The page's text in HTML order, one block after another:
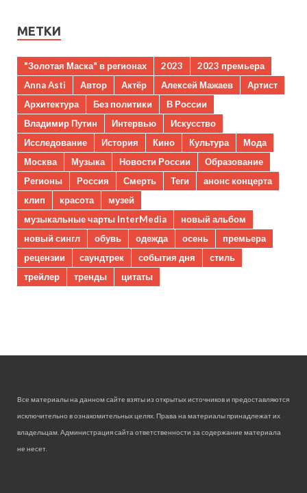
МЕТКИ
"Золотая Маска" в регионах 2023
2023 премьера
Anna Asti
Автор Актёр Алексей Мажаев
Артист
Архитектура
Без политики
В России
Владимир Путин
Интервью
Искусство
Исследование
История Кино Культура
Мода
Москва
Музыка Новости России
Образование
Регионы
Россия Смерть Теги
анонс концерта
клип
красота
музей
музыкальные чарты InterMedia
новый альбом
новый сингл
обувь одежда осень
премьера
рецензии
саундтрек события дня
стиль
трейлер
тренды цитаты
Все материалы на данном сайте взяты из открытых источников и предоставляются
исключительно в ознакомительных целях. Права на материалы принадлежат их
владельцам. Администрация сайта ответственности за содержание материала
не несет.